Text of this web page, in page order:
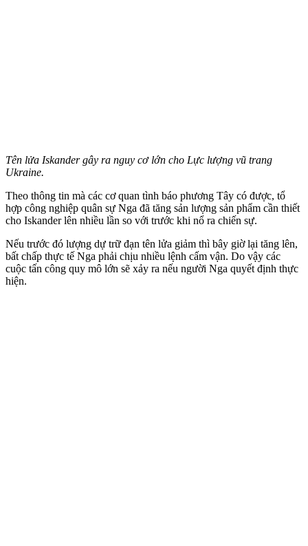
Tên lửa Iskander gây ra nguy cơ lớn cho Lực lượng vũ trang
Ukraine.
Theo thông tin mà các cơ quan tình báo phương Tây có được, tổ
hợp công nghiệp quân sự Nga đã tăng sản lượng sản phẩm cần thiết
cho Iskander lên nhiều lần so với trước khi nổ ra chiến sự.
Nếu trước đó lượng dự trữ đạn tên lửa giảm thì bây giờ lại tăng lên,
bất chấp thực tế Nga phải chịu nhiều lệnh cấm vận. Do vậy các
cuộc tấn công quy mô lớn sẽ xảy ra nếu người Nga quyết định thực
hiện.